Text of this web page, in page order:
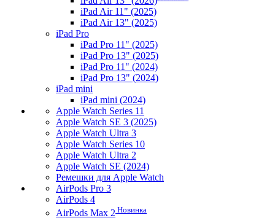
iPad Air 11" (2025)
iPad Air 13" (2025)
iPad Pro
iPad Pro 11" (2025)
iPad Pro 13" (2025)
iPad Pro 11" (2024)
iPad Pro 13" (2024)
iPad mini
iPad mini (2024)
Apple Watch Series 11
Apple Watch SE 3 (2025)
Apple Watch Ultra 3
Apple Watch Series 10
Apple Watch Ultra 2
Apple Watch SE (2024)
Ремешки для Apple Watch
AirPods Pro 3
AirPods 4
AirPods Max 2 Новинка